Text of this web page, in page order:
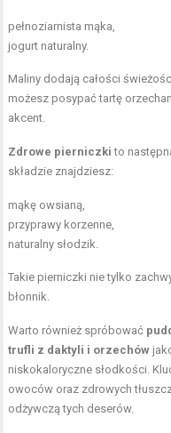
pełnoziarnista mąka,
jogurt naturalny.
Maliny dodają całości
możesz posypać tartę
akcent.
Zdrowe pierniczki to
składzie znajdziesz:
mąkę owsianą,
przyprawy korzenne,
naturalny słodzik.
Takie pierniczki nie tylko
błonnik.
Warto również spróbować
trufli z daktyli i orzechów
niskokaloryczne słodkości.
owoców oraz zdrowych
odżywczą tych deserów.